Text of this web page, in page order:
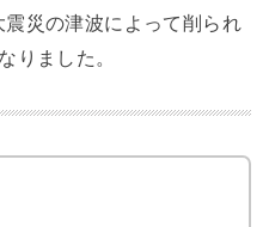
災の津波によって削られ
りました。